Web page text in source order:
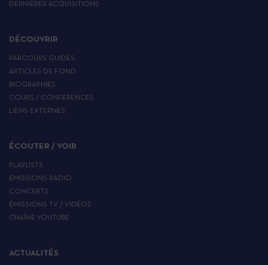
DERNIÈRES ACQUISITIONS
DÉCOUVRIR
PARCOURS GUIDÉS
ARTICLES DE FOND
BIOGRAPHIES
COURS / CONFÉRENCES
LIENS EXTERNES
ÉCOUTER / VOIR
PLAYLISTS
EMISSIONS RADIO
CONCERTS
ÉMISSIONS TV / VIDÉOS
CHAÎNE YOUTUBE
ACTUALITÉS